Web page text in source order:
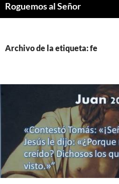
Roguemos al Señor
Archivo de la etiqueta: fe